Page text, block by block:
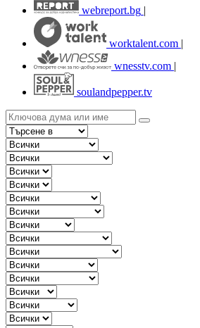
webreport.bg |
worktalent.com |
wnesstv.com |
soulandpepper.tv